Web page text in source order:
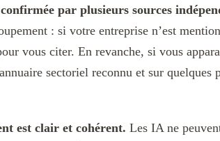
par plusieurs sources
: si votre entreprise n’est
vous citer. En revanche, si vous
sectoriel reconnu et sur quelques
est clair et cohérent. Les IA ne